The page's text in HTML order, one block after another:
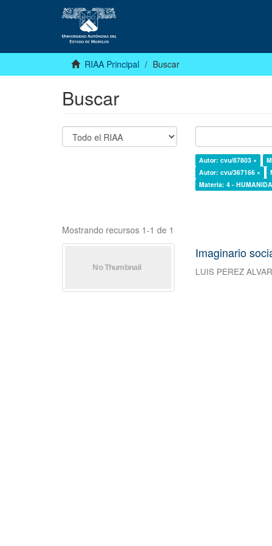
RIAA Principal Buscar
Buscar
Autor: cvu/87803 ×
Autor: cvu/367166 ×
Materia: 4 -
Mostrando recursos 1-1 de 1
Imaginario
LUIS PEREZ